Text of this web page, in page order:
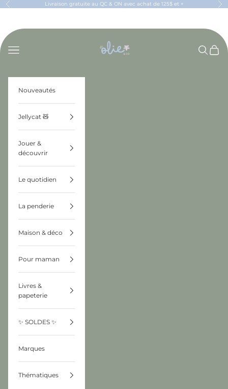
Passer au contenu
Précédent Livraison gratuite au QC & ON avec achat de 125$ et +
Menu
Panier
Nouveautés
Jellycat 🧸
Jouer &
découvrir
Le quotidien
La penderie
Maison & déco
Pour maman
Livres &
papeterie
✨ SOLDES ✨
Marques
Thématiques